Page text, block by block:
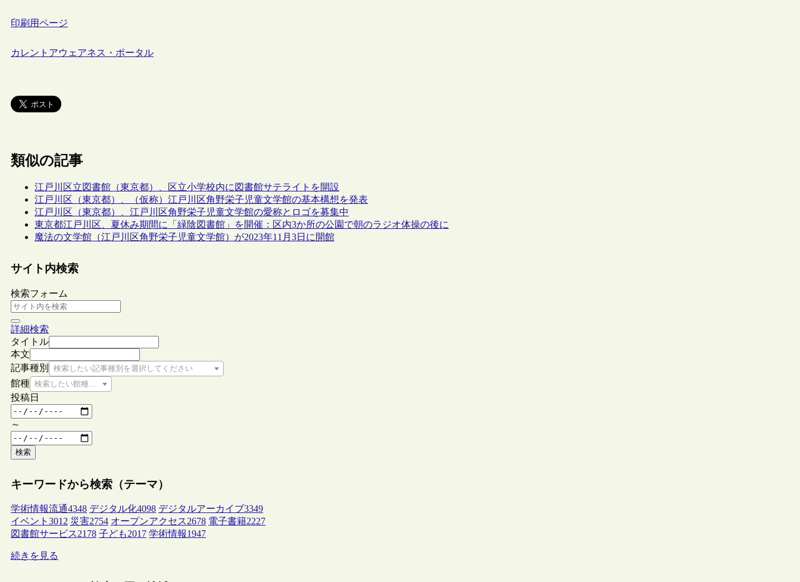
印刷用ページ
カレントアウェアネス・ポータル
類似の記事
江戸川区立図書館（東京都）、区立小学校内に図書館サテライトを開設
江戸川区（東京都）、（仮称）江戸川区角野栄子児童文学館の基本構想を発表
江戸川区（東京都）、江戸川区角野栄子児童文学館の愛称とロゴを募集中
東京都江戸川区、夏休み期間に「緑陰図書館」を開催：区内3か所の公園で朝のラジオ体操の後に
魔法の文学館（江戸川区角野栄子児童文学館）が2023年11月3日に開館
サイト内検索
検索フォーム
詳細検索
タイトル
本文
記事種別
検索したい記事種別を選択してください
館種 検索したい館種を選択してください
投稿日
～
検索
キーワードから検索（テーマ）
学術情報流通4348 デジタル化4098 デジタルアーカイブ3349
イベント 3012 災害2754 オープンアクセス2678 電子書籍2227
図書館サービス2178 子ども2017 学術情報1947
続きを見る